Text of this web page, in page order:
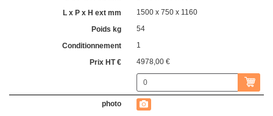
1500 x 750 x 1160
54
1
4978,00 €